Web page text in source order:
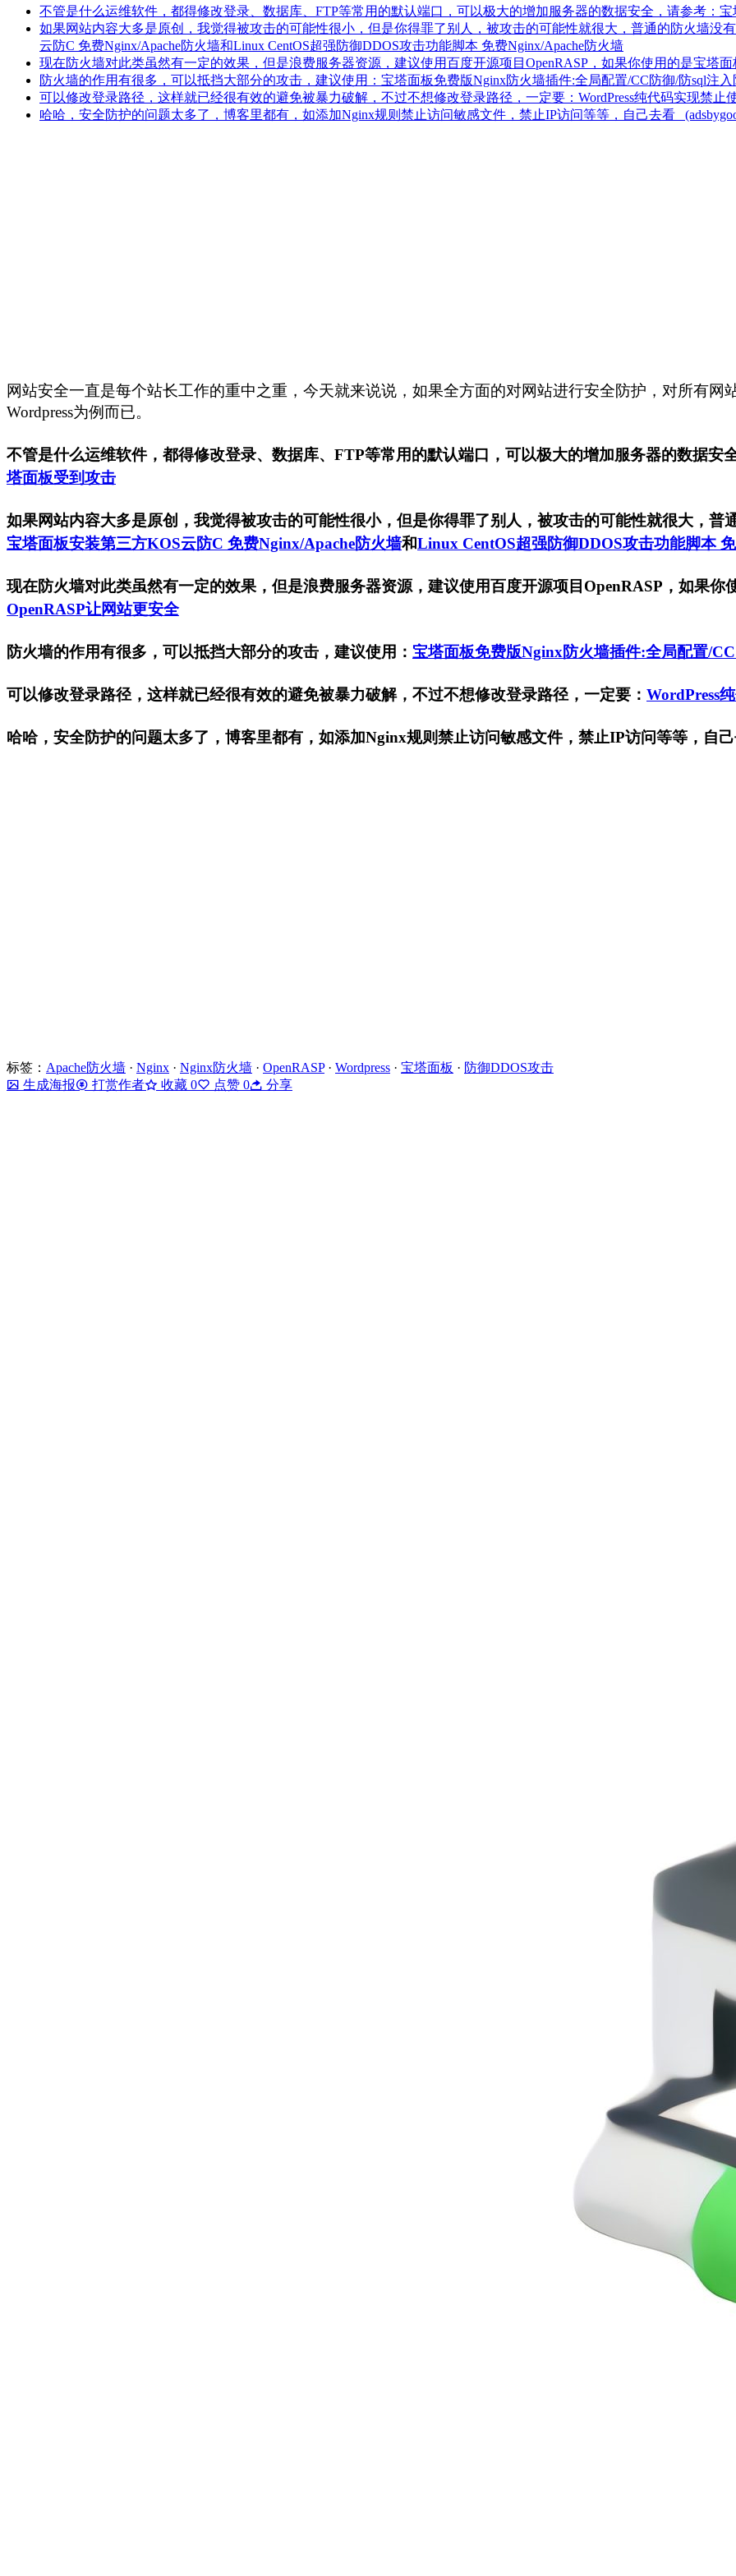
不管是什么运维软件，都得修改登录、数据库、FTP等常用的默认端口，可以极大的增加服务器的数据安全，请参考：
如果网站内容大多是原创，我觉得被攻击的可能性很小，但是你得罪了别人，被攻击的可能性就很大，普通的防火墙没
云防C 免费Nginx/Apache防火墙和Linux CentOS超强防御DDOS攻击功能脚本 免费Nginx/Apache防火墙
现在防火墙对此类虽然有一定的效果，但是浪费服务器资源，建议使用百度开源项目OpenRASP，如果你使用的是宝塔
防火墙的作用有很多，可以抵挡大部分的攻击，建议使用：宝塔面板免费版Nginx防火墙插件:全局配置/CC防御/防sql注入
可以修改登录路径，这样就已经很有效的避免被暴力破解，不过不想修改登录路径，一定要：WordPress纯代码实现禁止
哈哈，安全防护的问题太多了，博客里都有，如添加Nginx规则禁止访问敏感文件，禁止IP访问等等，自己去看
网站安全一直是每个站长工作的重中之重，今天就来说说，如果全方面的对网站进行安全防护，对所有网
Wordpress为例而已。
不管是什么运维软件，都得修改登录、数据库、FTP等常用的默认端口，可以极大的增加服务器的数据安
塔面板受到攻击
如果网站内容大多是原创，我觉得被攻击的可能性很小，但是你得罪了别人，被攻击的可能性就很大，
宝塔面板安装第三方KOS云防C 免费Nginx/Apache防火墙和Linux CentOS超强防御DDOS攻击功能脚本
现在防火墙对此类虽然有一定的效果，但是浪费服务器资源，建议使用百度开源项目OpenRASP，如果你
OpenRASP让网站更安全
防火墙的作用有很多，可以抵挡大部分的攻击，建议使用： 宝塔面板免费版Nginx防火墙插件:全局配置/
可以修改登录路径，这样就已经很有效的避免被暴力破解，不过不想修改登录路径，一定要： WordPress
哈哈，安全防护的问题太多了，博客里都有，如添加Nginx规则禁止访问敏感文件，禁止IP访问等等，自
标签： Apache防火墙 · Nginx · Nginx防火墙 · OpenRASP· Wordpress · 宝塔面板 · 防御DDOS攻击
生成海报
打赏作者 收藏 0 点赞 0 分享